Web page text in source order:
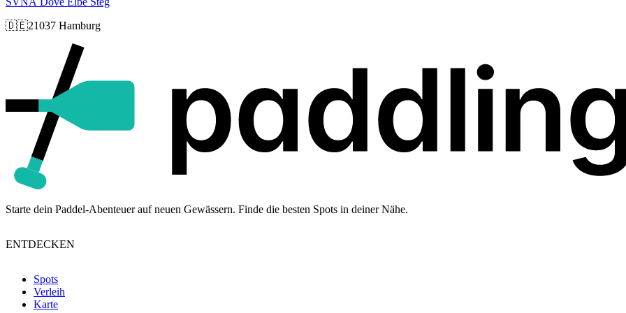
🇩🇪21037 Hamburg
Starte dein Paddel-Abenteuer auf neuen Gewässern. Finde die besten Spots in deiner Nähe.
ENTDECKEN
Spots
Verleih
Karte